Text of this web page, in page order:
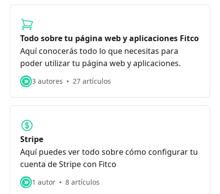
Todo sobre tu página web y aplicaciones Fitco
Aquí conocerás todo lo que necesitas para
poder utilizar tu página web y aplicaciones.
3 autores 27 artículos
Stripe
Aquí puedes ver todo sobre cómo configurar tu
cuenta de Stripe con Fitco
1 autor 8 artículos